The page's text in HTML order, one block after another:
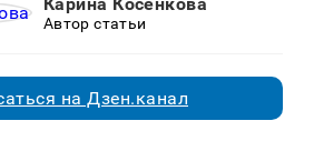
Автор статьи
на Дзен.канал